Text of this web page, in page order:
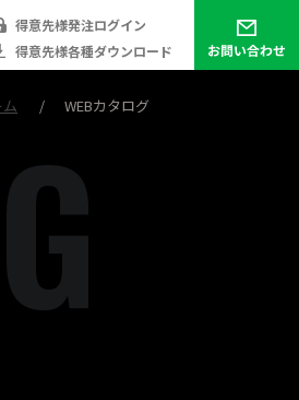
得意先様発注ログイン
得意先様各種ダウンロード
WEBカタログ
G